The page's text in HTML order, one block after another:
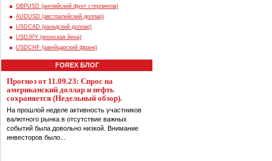
GBPUSD (английский фунт стерлингов)
AUDUSD (австралийский доллар)
USDCAD (канадский доллар)
USDJPY (японская йена)
USDCHF (швейцарский франк)
FOREX БЛОГ
Прогноз от 11.09.23: Спрос на
американский доллар и нефть
сохраняется (Недельный обзор).
На прошлой неделе активность участников
валютного рынка в отсутствие важных
событий была довольно низкой. Внимание
инвесторов было...